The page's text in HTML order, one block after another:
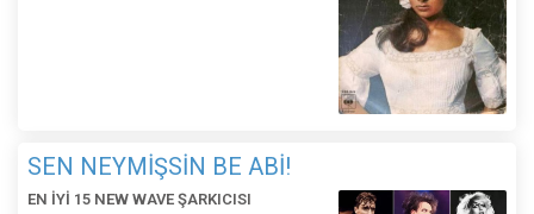
SEN NEYMİŞSİN BE ABİ!
EN İYİ 15 NEW WAVE ŞARKICISI